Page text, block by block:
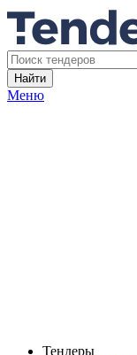
Найти
Меню
Тендеры